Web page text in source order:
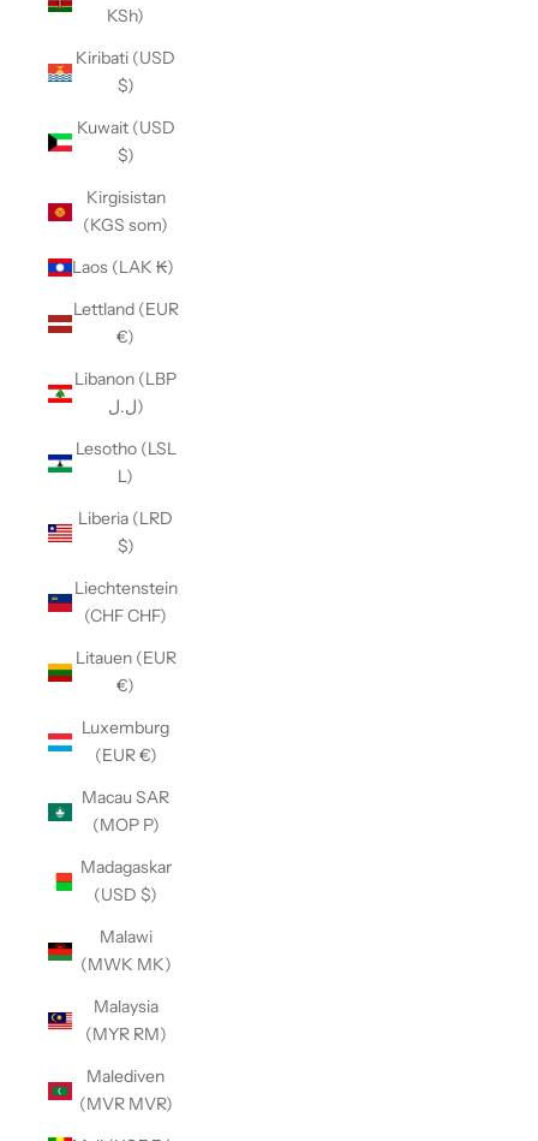
KSh)
Kiribati (USD
$)
Kuwait (USD
$)
Kirgisistan
(KGS som)
Laos (LAK ₭)
Lettland (EUR
€)
Libanon (LBP
ل.ل)
Lesotho (LSL
L)
Liberia (LRD
$)
Liechtenstein
(CHF CHF)
Litauen (EUR
€)
Luxemburg
(EUR €)
Macau SAR
(MOP P)
Madagaskar
(USD $)
Malawi
(MWK MK)
Malaysia
(MYR RM)
Malediven
(MVR MVR)